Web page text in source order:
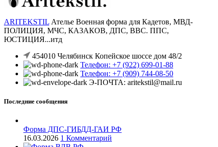
ARITEKSTIL Ателье Военная форма для Кадетов, МВД-
ПОЛИЦИЯ, МЧС, КАЗАКОВ, ДПС, ВВС. ППС,
ЮСТИЦИЯ...итд
454010 Челябинск Копейское шоссе дом 48/2
Телефон: +7 (922) 699-01-88
Телефон: +7 (909) 744-08-50
Э-ПОЧТА: aritekstil@mail.ru
Последние сообщения
Форма ДПС-ГИБДД-ГАИ РФ
16.03.2026 1 Комментарий